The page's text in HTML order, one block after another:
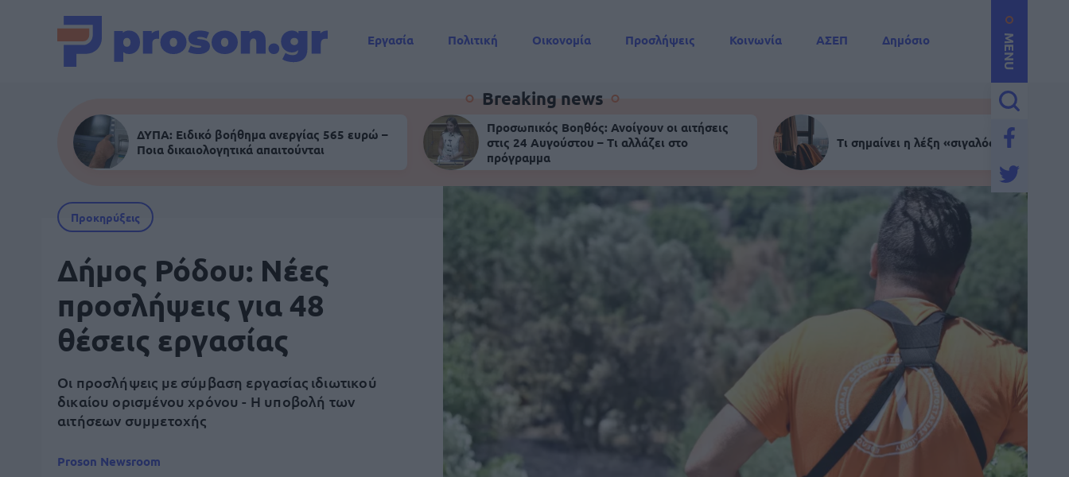
MENU
Εργασία Πολιτική Οικονομία Προσλήψεις Κοινωνία ΑΣΕΠ
Δημόσιο
Breaking news
ΔΥΠΑ: Ειδικό βοήθημα ανεργίας 565 ευρώ –
Ποια δικαιολογητικά απαιτούνται
Προσωπικός Βοηθός: Ανοίγουν οι αιτήσεις
στις 24 Αυγούστου – Τι αλλάζει στο
πρόγραμμα
Τι σημαίνει η λέξη «σιγαλός»
Προκηρύξεις
Δήμος Ρόδου: Νέες
προσλήψεις για 48
θέσεις εργασίας
Οι προσλήψεις με σύμβαση εργασίας ιδιωτικού
δικαίου ορισμένου χρόνου - Η υποβολή των
αιτήσεων συμμετοχής
Proson Newsroom